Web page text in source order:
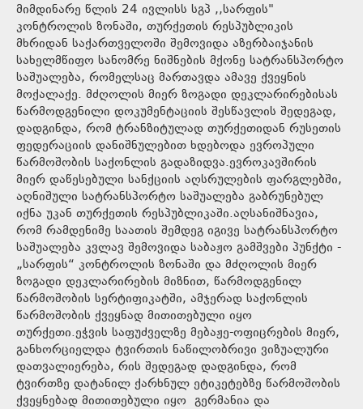
მიმდინარე წლის 24 ივლისს სგპ ,,სარფის"
კონტროლის ზონაში, თურქეთის რესპუბლიკის
მხრიდან საქართველოში შემოვიდა აზერბაიჯანის
სახელმწიფო სანომრე ნიშნების მქონე სატრანსპორტო
საშუალება, რომელსაც მართავდა ამავე ქვეყნის
მოქალაქე. მძღოლის მიერ ზოგადი დეკლარირებისას
წარმოდგენილი დოკუმენტაციის შესწავლის შედეგად,
დადგინდა, რომ ტრანზიტულად თურქეთიდან რუსეთის
ფედერაციის დანიშნულებით ხდებოდა ევროპული
წარმოშობის საქონლის გადაზიდვა.ევროკავშირის
მიერ დაწესებული სანქციის აღსრულების ფარგლებში,
აღნიშული სატრანსპორტო საშუალება გაბრუნებულ
იქნა უკან თურქეთის რესპუბლიკაში.აღსანიშნავია,
რომ რამდენიმე საათის შემდეგ იგივე სატრანსპორტო
საშუალება კვლავ შემოვიდა საბაჟო გამშვები პუნქტი -
„სარფის“ კონტროლის ზონაში და მძღოლის მიერ
ზოგადი დეკლარირების მიზნით, წარმოდგენილ
წარმოშობის სერტიფიკატში, ამჯერად საქონლის
წარმოშობის ქვეყნად მითითებული იყო
თურქეთი.ეჭვის საფუძველზე მებაჟე-ოფიცრების მიერ,
განხორციელდა ტვირთის ნაწილობრივი ვიზუალური
დათვალიერება, რის შედეგად დადგინდა, რომ
ტვირთზე დატანილ ქარხნულ ეტიკეტებზე წარმოშობის
ქვეყნებად მითითებული იყო გერმანია და